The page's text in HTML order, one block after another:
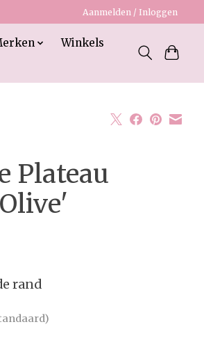
Aanmelden / Inloggen
Winkels
Plateau
rand